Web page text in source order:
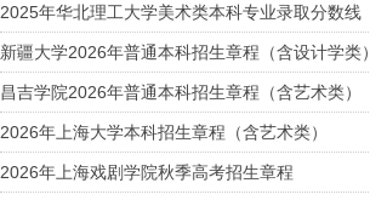
2025年华北理工大学美术类本科专业录取分数线
新疆大学2026年普通本科招生章程（含设计学类）
昌吉学院2026年普通本科招生章程（含艺术类）
2026年上海大学本科招生章程（含艺术类）
2026年上海戏剧学院秋季高考招生章程